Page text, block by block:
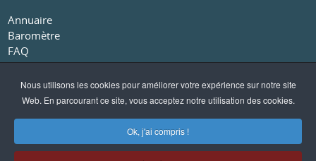
Annuaire
Baromètre
FAQ
Glossaire
Publications et rapports
À propos
Qui sommes-nous ?
Nous utilisons les cookies pour améliorer votre expérience sur notre site
Web. En parcourant ce site, vous acceptez notre utilisation des cookies.
Ok, j'ai compris !